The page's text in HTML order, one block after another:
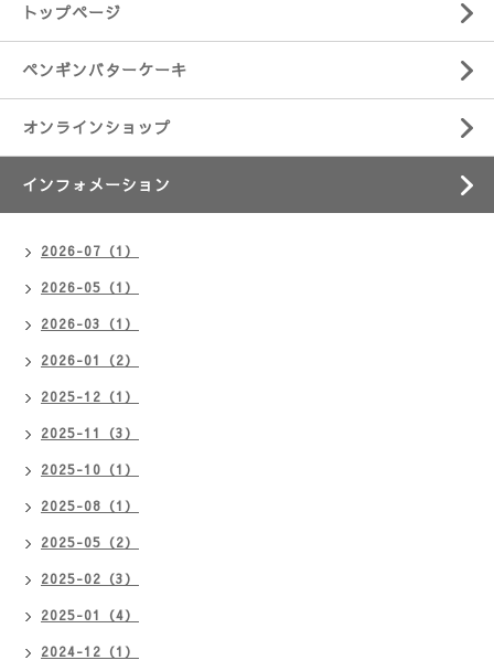
トップページ
ペンギンバターケーキ
オンラインショップ
インフォメーション
2026-07（1）
2026-05（1）
2026-03（1）
2026-01（2）
2025-12（1）
2025-11（3）
2025-10（1）
2025-08（1）
2025-05（2）
2025-02（3）
2025-01（4）
2024-12（1）